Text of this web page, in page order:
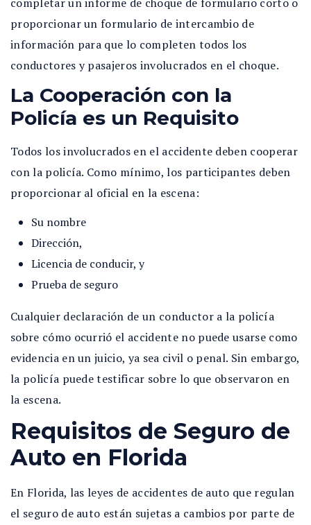
proporcionar un formulario de intercambio de
información para que lo completen todos los
conductores y pasajeros involucrados en el choque.
La Cooperación con la
Policía es un Requisito
Todos los involucrados en el accidente deben cooperar
con la policía. Como mínimo, los participantes deben
proporcionar al oficial en la escena:
Su nombre
Dirección,
Licencia de conducir, y
Prueba de seguro
Cualquier declaración de un conductor a la policía
sobre cómo ocurrió el accidente no puede usarse como
evidencia en un juicio, ya sea civil o penal. Sin embargo,
la policía puede testificar sobre lo que observaron en
la escena.
Requisitos de Seguro de
Auto en Florida
En Florida, las leyes de accidentes de auto que regulan
el seguro de auto están sujetas a cambios por parte de